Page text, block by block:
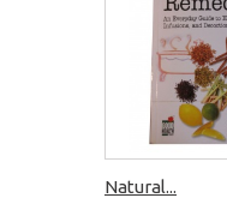
Natural...